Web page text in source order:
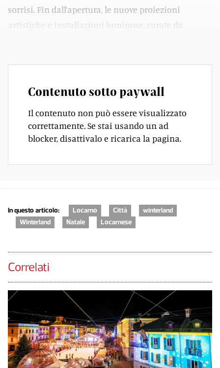
sorrisi. Fin dall’apertura, le nuove proiezioni
artistiche e installazioni luminose, curate da
Contenuto sotto paywall
Il contenuto non può essere visualizzato
correttamente. Se stai usando un ad
blocker, disattivalo e ricarica la pagina.
In questo articolo: Locarno Città
winterland
Winterland
Natale Locarnese
Correlati